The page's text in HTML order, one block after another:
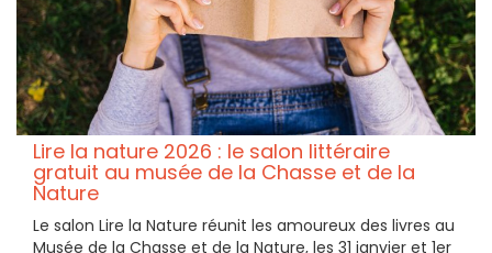
Lire la nature 2026 : le salon littéraire
gratuit au musée de la Chasse et de la
Nature
Le salon Lire la Nature réunit les amoureux des livres au
Musée de la Chasse et de la Nature, les 31 janvier et 1er